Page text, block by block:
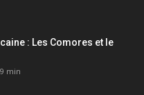
: Les Comores et le
min